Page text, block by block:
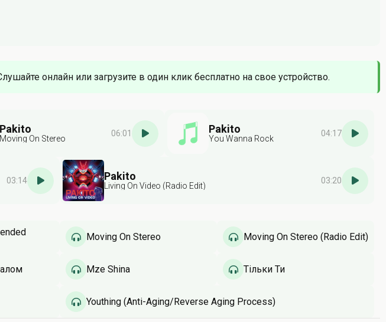
онлайн или загрузите в один клик бесплатно на свое устройство.
Pakito
Moving On Stereo
06:01 Pakito
You Wanna Rock
04:17
03:14 Pakito
Living On Video (Radio Edit)
03:20
Moving On Stereo Moving On Stereo (Radio Edit)
Mze Shina Тільки Ти
Youthing (Anti-Aging/Reverse Aging Process)